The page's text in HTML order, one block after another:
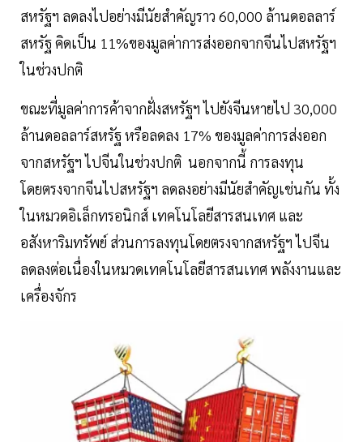
สหรัฐฯ ลดลงไปอย่างมีนัยสำคัญราว 60,000 ล้านดอลลาร์
สหรัฐ คิดเป็น 11%ของมูลค่าการส่งออกจากจีนไปสหรัฐฯ
ในช่วงปกติ
ขณะที่มูลค่าการค้าจากฝั่งสหรัฐฯ ไปยังจีนหายไป 30,000
ล้านดอลลาร์สหรัฐ หรือลดลง 17% ของมูลค่าการส่งออก
จากสหรัฐฯ ไปจีนในช่วงปกติ นอกจากนี้ การลงทุน
โดยตรงจากจีนไปสหรัฐฯ ลดลงอย่างมีนัยสำคัญเช่นกัน ทั้ง
ในหมวดอิเล็กทรอนิกส์ เทคโนโลยีสารสนเทศ และ
อสังหาริมทรัพย์ ส่วนการลงทุนโดยตรงจากสหรัฐฯ ไปจีน
ลดลงต่อเนื่องในหมวดเทคโนโลยีสารสนเทศ พลังงานและ
เครื่องจักร